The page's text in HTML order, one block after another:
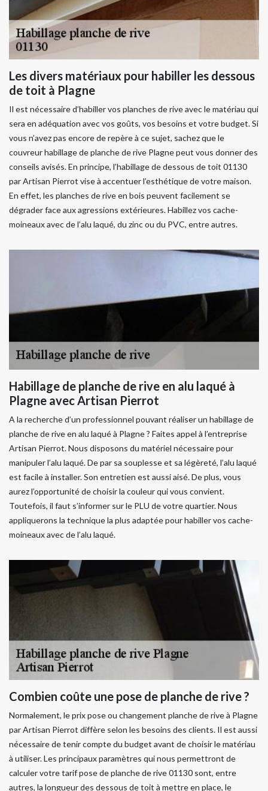
Les divers matériaux pour habiller les dessous
de toit à Plagne
Il est nécessaire d’habiller vos planches de rive avec le matériau qui
sera en adéquation avec vos goûts, vos besoins et votre budget. Si
vous n’avez pas encore de repère à ce sujet, sachez que le
couvreur habillage de planche de rive Plagne peut vous donner des
conseils avisés. En principe, l’habillage de dessous de toit 01130
par Artisan Pierrot vise à accentuer l’esthétique de votre maison.
En effet, les planches de rive en bois peuvent facilement se
dégrader face aux agressions extérieures. Habillez vos cache-
moineaux avec de l’alu laqué, du zinc ou du PVC, entre autres.
Habillage de planche de rive en alu laqué à
Plagne avec Artisan Pierrot
A la recherche d’un professionnel pouvant réaliser un habillage de
planche de rive en alu laqué à Plagne ? Faites appel à l’entreprise
Artisan Pierrot. Nous disposons du matériel nécessaire pour
manipuler l’alu laqué. De par sa souplesse et sa légèreté, l’alu laqué
est facile à installer. Son entretien est aussi aisé. De plus, vous
aurez l’opportunité de choisir la couleur qui vous convient.
Toutefois, il faut s’informer sur le PLU de votre quartier. Nous
appliquerons la technique la plus adaptée pour habiller vos cache-
moineaux avec de l’alu laqué.
Combien coûte une pose de planche de rive ?
Normalement, le prix pose ou changement planche de rive à Plagne
par Artisan Pierrot diffère selon les besoins des clients. Il est aussi
nécessaire de tenir compte du budget avant de choisir le matériau
à utiliser. Les principaux paramètres qui nous permettront de
calculer votre tarif pose de planche de rive 01130 sont, entre
autres, la longueur des dessous de toit à mettre en place, le